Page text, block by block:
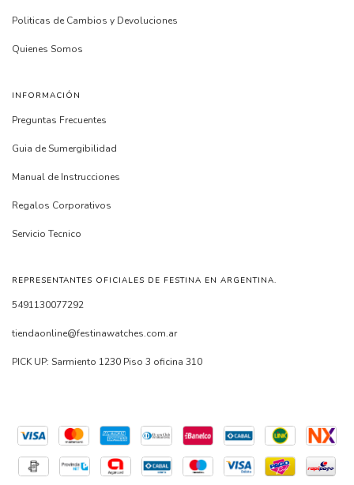
Politicas de Cambios y Devoluciones
Quienes Somos
INFORMACIÓN
Preguntas Frecuentes
Guia de Sumergibilidad
Manual de Instrucciones
Regalos Corporativos
Servicio Tecnico
REPRESENTANTES OFICIALES DE FESTINA EN ARGENTINA.
5491130077292
tiendaonline@festinawatches.com.ar
PICK UP: Sarmiento 1230 Piso 3 oficina 310